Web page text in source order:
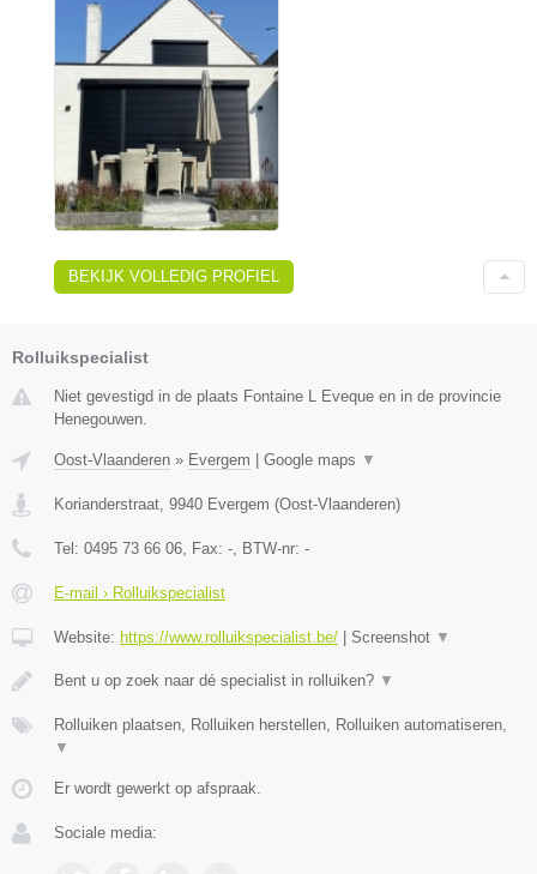
BEKIJK VOLLEDIG PROFIEL
Rolluikspecialist
Niet gevestigd in de plaats Fontaine L Eveque en in de provincie
Henegouwen.
Oost-Vlaanderen » Evergem Google maps ▼
Korianderstraat 9940 Evergem (Oost-Vlaanderen)
Tel: 0495 73 66 06 , Fax: - , BTW-nr: -
E-mail › Rolluikspecialist
Website: https://www.rolluikspecialist.be/ Screenshot ▼
Bent u op zoek naar dé specialist in rolluiken? ▼
Rolluiken plaatsen, Rolluiken herstellen, Rolluiken automatiseren,
▼
Er wordt gewerkt op afspraak.
Sociale media: